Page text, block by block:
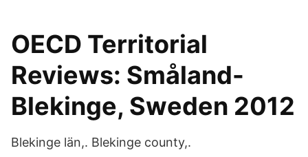
OECD Territorial
Reviews: Småland-
Blekinge, Sweden 2012
Blekinge län,. Blekinge county,.